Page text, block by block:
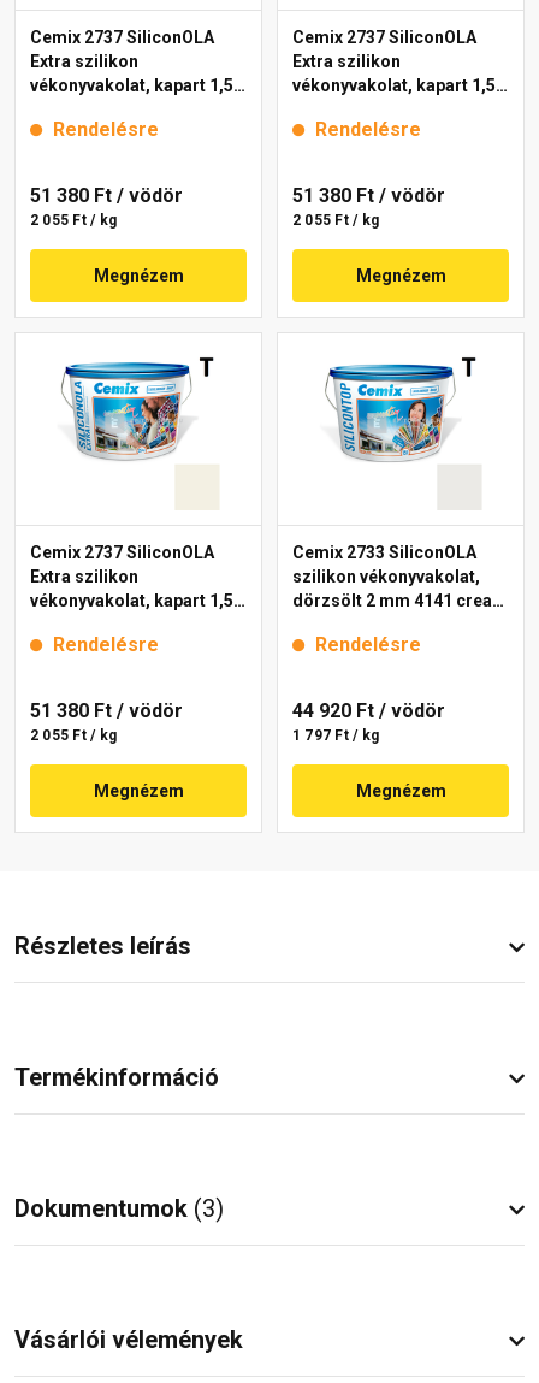
Cemix 2737 SiliconOLA
Extra szilikon
vékonyvakolat, kapart 1,5
Rendelésre
51 380 Ft / vödör
2 055 Ft / kg
Megnézem
Cemix 2737 SiliconOLA
Extra szilikon
vékonyvakolat, kapart 1,5
Rendelésre
51 380 Ft / vödör
2 055 Ft / kg
Megnézem
Cemix 2737 SiliconOLA
Extra szilikon
vékonyvakolat, kapart 1,5
Rendelésre
51 380 Ft / vödör
2 055 Ft / kg
Megnézem
Cemix 2733 SiliconOLA
szilikon vékonyvakolat,
dörzsölt 2 mm 4141 cream
Rendelésre
44 920 Ft / vödör
1 797 Ft / kg
Megnézem
Részletes leírás
Termékinformáció
Dokumentumok (3)
Vásárlói vélemények